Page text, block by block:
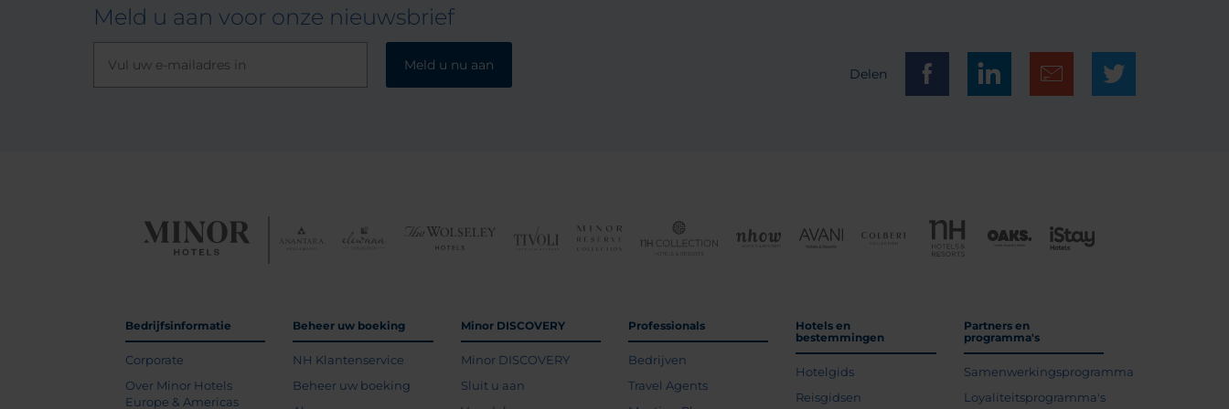
Meld u aan voor onze nieuwsbrief
Meld u nu aan
Delen
Bedrijfsinformatie
Corporate
Over Minor Hotels
Europe & Americas
Beheer uw boeking
NH Klantenservice
Beheer uw boeking
Minor DISCOVERY
Minor DISCOVERY
Sluit u aan
Professionals
Bedrijven
Travel Agents
Hotels en
bestemmingen
Hotelgids
Reisgidsen
Partners en
programma's
Samenwerkingsprogramma
Loyaliteitsprogramma's